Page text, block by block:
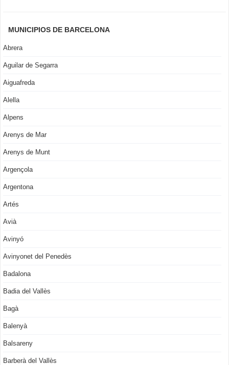
MUNICIPIOS DE BARCELONA
Abrera
Aguilar de Segarra
Aiguafreda
Alella
Alpens
Arenys de Mar
Arenys de Munt
Argençola
Argentona
Artés
Avià
Avinyó
Avinyonet del Penedès
Badalona
Badia del Vallès
Bagà
Balenyà
Balsareny
Barberà del Vallès